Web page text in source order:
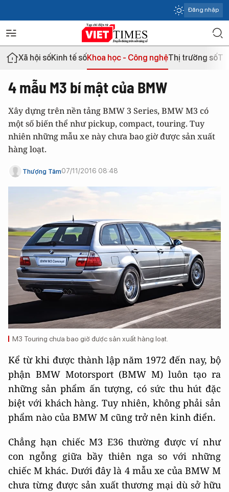
Đăng nhập
Xã hội sốKinh tế sốKhoa học - Công nghệThị trường số
4 mẫu M3 bí mật của BMW
Xây dựng trên nền tảng BMW 3 Series, BMW M3 có
một số biến thể như pickup, compact, touring. Tuy
nhiên những mẫu xe này chưa bao giờ được sản xuất
hàng loạt.
Thượng Tâm07/11/2016 08:48
M3 Touring chưa bao giờ được sản xuất hàng loạt.
Kể từ khi được thành lập năm 1972 đến nay, bộ
phận BMW Motorsport (BMW M) luôn tạo ra
những sản phẩm ấn tượng, có sức thu hút đặc
biệt với khách hàng. Tuy nhiên, không phải sản
phẩm nào của BMW M cũng trở nên kinh điển.
Chẳng hạn chiếc M3 E36 thường được ví như
con ngỗng giữa bầy thiên nga so với những
chiếc M khác. Dưới đây là 4 mẫu xe của BMW M
chưa từng được sản xuất thương mại dù sở hữu